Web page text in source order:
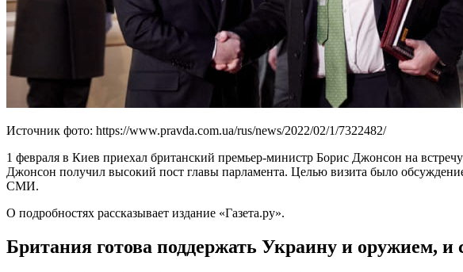
Источник фото: https://www.pravda.com.ua/rus/news/2022/02/1/7322482/
1 февраля в Киев приехал британский премьер-министр Борис Джонсон на
Джонсон получил высокий пост главы парламента. Целью визита было
СМИ.
О подробностях рассказывает издание «Газета.ру».
Британия готова поддержать Украину и оружием,